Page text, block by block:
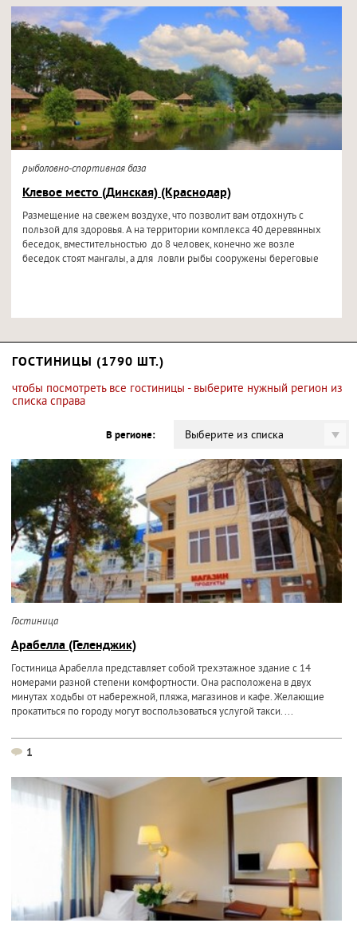
рыболовно-спортивная база
Клевое место (Динская) (Краснодар)
Размещение на свежем воздухе, что позволит вам отдохнуть с
пользой для здоровья. А на территории комплекса 40 деревянных
беседок, вместительностью до 8 человек, конечно же возле
беседок стоят мангалы, а для ловли рыбы сооружены береговые
ГОСТИНИЦЫ (1790 ШТ.)
чтобы посмотреть все гостиницы - выберите нужный регион из
списка справа
В регионе: Выберите из списка
Гостиница
Арабелла (Геленджик)
Гостиница Арабелла представляет собой трехэтажное здание с 14
номерами разной степени комфортности. Она расположена в двух
минутах ходьбы от набережной, пляжа, магазинов и кафе. Желающие
прокатиться по городу могут воспользоваться услугой такси. ...
1